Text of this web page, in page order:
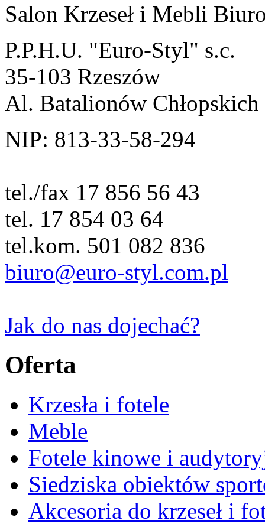
Salon Krzeseł i Mebli
P.P.H.U. "Euro-Styl" s.c.
35-103 Rzeszów
Al. Batalionów
NIP: 813-33-58-294
tel./fax 17 856 56 43
tel. 17 854 03 64
tel.kom. 501 082 836
biuro@euro-styl.com.pl
Jak do nas dojechać?
Oferta
Krzesła i fotele
Meble
Fotele kinowe i
Siedziska obiektów
Akcesoria do krzeseł i